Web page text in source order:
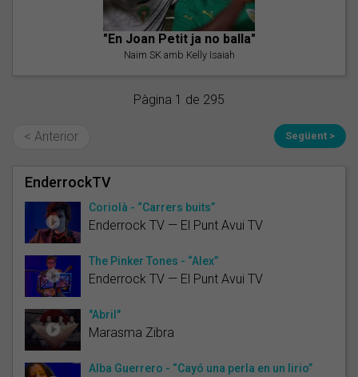
"En Joan Petit ja no balla"
Naim SK amb Kelly Isaiah
Pàgina 1 de 295
< Anterior Següent >
EnderrockTV
Coriolà - “Carrers buits”
Enderrock TV — El Punt Avui TV
The Pinker Tones - “Alex”
Enderrock TV — El Punt Avui TV
"Abril"
Marasma Zibra
Alba Guerrero - “Cayó una perla en un lirio”